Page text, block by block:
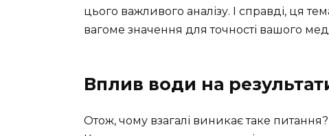
цього важливого аналізу. І справді, ця
вагоме значення для точності вашого
Вплив води на
Отож, чому взагалі виникає таке питання?